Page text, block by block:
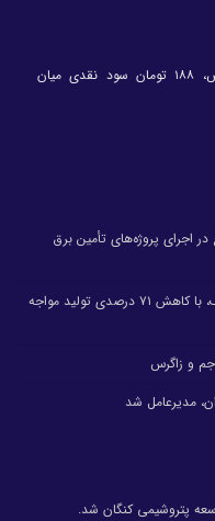
شیمی‌بافت با رشد ۵۵ درصدی سود خالص، ۱۸۸ تومان سود نقدی میان
اجرای پروژه‌های تأمین برق
پتروشیمی اروند پس از اختلالات ناشی از جنگ، با کاهش ۷۱ درصدی تولید مواجه
و زاگرس
مدیرعامل شد
پتروشیمی کنگان شد.